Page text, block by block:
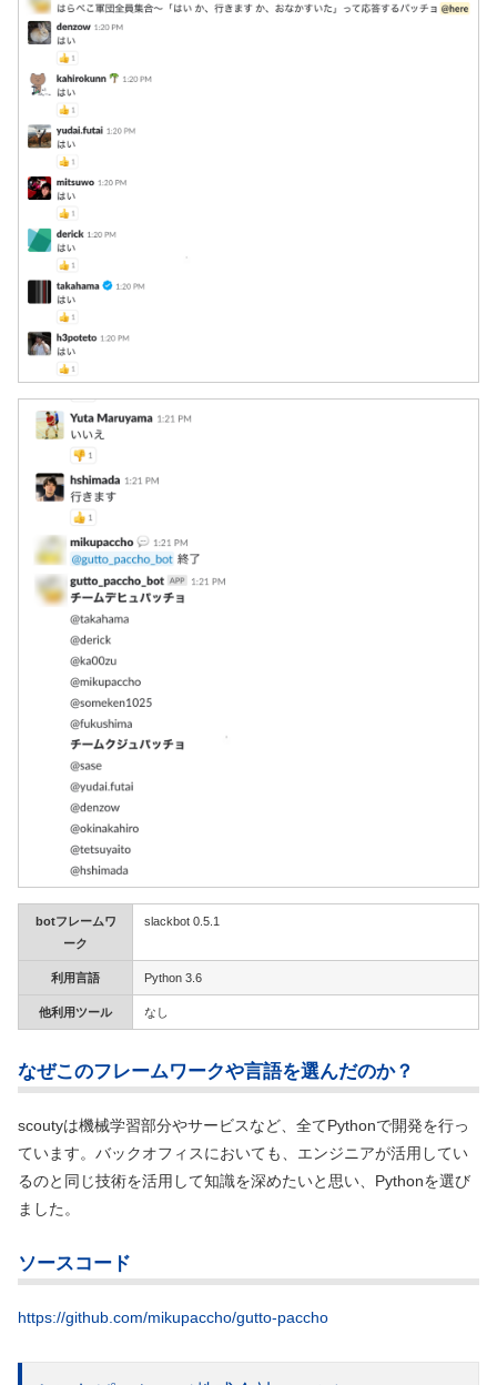
botフレームワ
ーク
slackbot 0.5.1
利用言語 Python 3.6
他利用ツール なし
なぜこのフレームワークや言語を選んだのか？
scoutyは機械学習部分やサービスなど、全てPythonで開発を行っ
ています。バックオフィスにおいても、エンジニアが活用してい
るのと同じ技術を活用して知識を深めたいと思い、Pythonを選び
ました。
ソースコード
https://github.com/mikupaccho/gutto-paccho